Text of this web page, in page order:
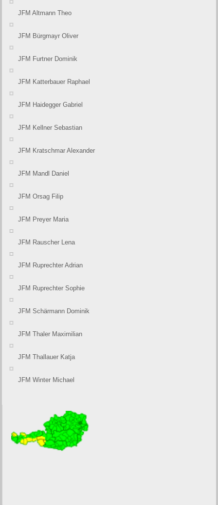
JFM Altmann Theo
JFM Bürgmayr Oliver
JFM Furtner Dominik
JFM Katterbauer Raphael
JFM Haidegger Gabriel
JFM Kellner Sebastian
JFM Kratschmar Alexander
JFM Mandl Daniel
JFM Orsag Filip
JFM Preyer Maria
JFM Rauscher Lena
JFM Ruprechter Adrian
JFM Ruprechter Sophie
JFM Schärmann Dominik
JFM Thaler Maximilian
JFM Thallauer Katja
JFM Winter Michael